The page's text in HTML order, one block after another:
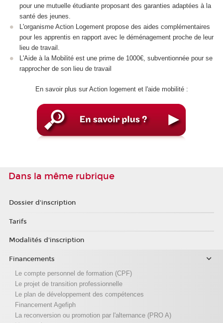
pour une mutuelle étudiante proposant des garanties adaptées à la
santé des jeunes.
L'organisme Action Logement propose des aides complémentaires
pour les apprentis en rapport avec le déménagement proche de leur
lieu de travail.
L'Aide à la Mobilité est une prime de 1000€, subventionnée pour se
rapprocher de son lieu de travail
En savoir plus sur Action logement et l'aide mobilité :
Dans la même rubrique
Dossier d'inscription
Tarifs
Modalités d'inscription
Financements
Le compte personnel de formation (CPF)
Le projet de transition professionnelle
Le plan de développement des compétences
Financement Agefiph
La reconversion ou promotion par l'alternance (PRO A)